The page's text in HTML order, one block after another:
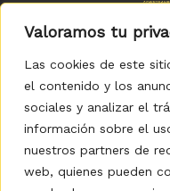
Valoramos tu
Las cookies de este
el contenido y los
sociales y analizar el
información sobre el
nuestros partners de
web, quienes pueden
Política de Privacidad -
Accesibilidad-